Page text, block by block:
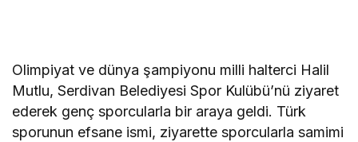
Olimpiyat ve dünya şampiyonu milli halterci Halil
Mutlu, Serdivan Belediyesi Spor Kulübü’nü ziyaret
ederek genç sporcularla bir araya geldi. Türk
sporunun efsane ismi, ziyarette sporcularla samimi